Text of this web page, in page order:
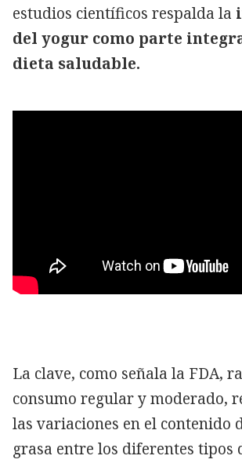
estudios científicos respalda la
del yogur como parte
dieta saludable.
La clave, como señala la FDA,
consumo regular y moderado,
las variaciones en el contenido
grasa entre los diferentes tipos